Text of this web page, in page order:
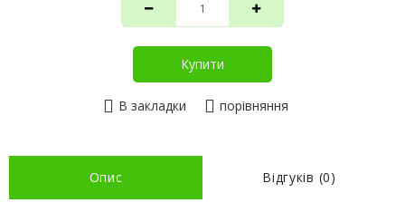
Купити
В закладки порівняння
Опис Відгуків (0)